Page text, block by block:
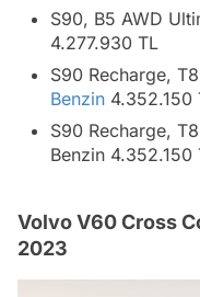
S90, B5 AWD
4.277.930 TL
S90 Recharge,
Benzin 4.352.150
S90 Recharge,
Benzin 4.352.150
Volvo V60 Cross
2023